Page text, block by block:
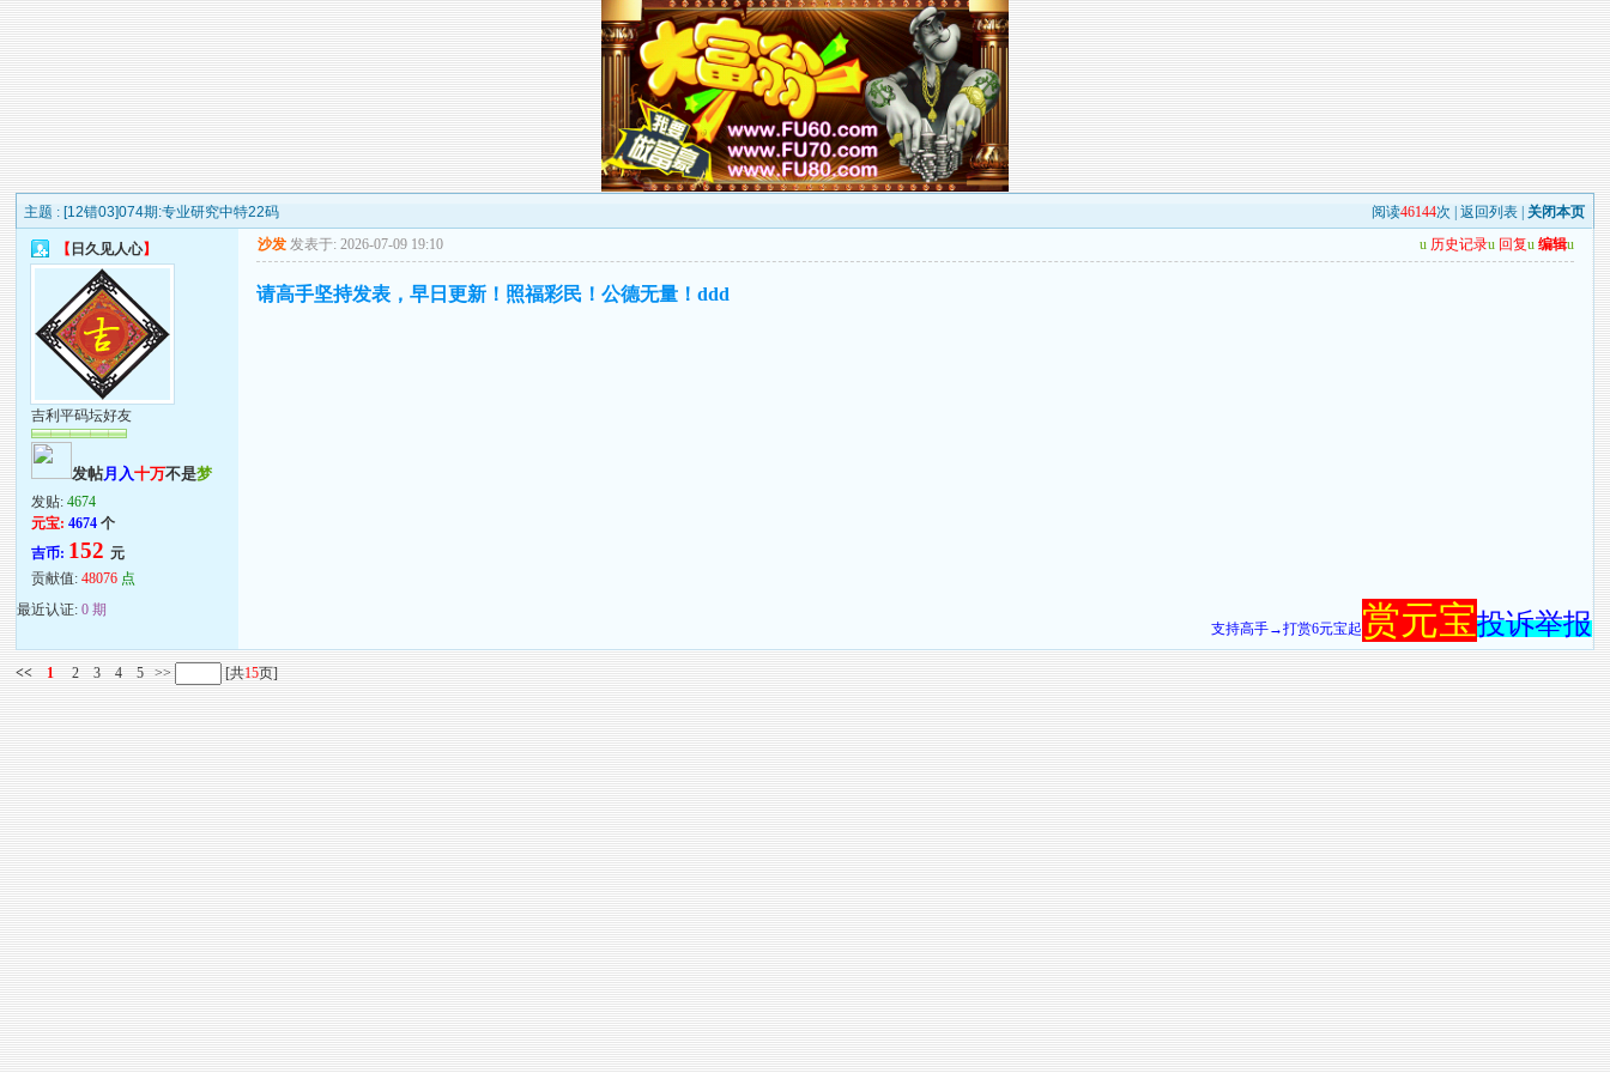
主题 : [12错03]074期:专业研究中特22码 阅读46144次 |返回列表 关闭本页
【 日久见人心】
吉利平码坛好友
发帖月入十万不是梦
发贴:4674
元宝: 4674个
吉币: 152元
贡献值:48076 点
最近认证:0 期
沙发 发表于: 2026-07-09 19:10 u 历史记录u 回复u 编辑u
请高手坚持发表，早日更新！照福彩民！公德无量！ddd
支持高手→打赏6元宝起赏元宝投诉举报
<< 1 2 3 4 5 >> [共15页]